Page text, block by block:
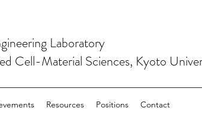
Laboratory
Cell-Material Sciences, Kyoto
Resources Positions Contact